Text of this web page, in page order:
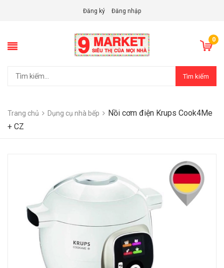
Đăng ký Đăng nhập
0
Tìm kiếm
Trang chủ Dụng cụ nhà bếp
Nồi cơm điện Krups Cook4Me
+ CZ